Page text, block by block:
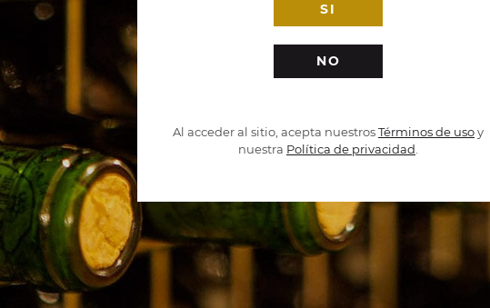
SI
NO
Al acceder al sitio, acepta nuestrosTérminos de usoy
nuestra Política de privacidad